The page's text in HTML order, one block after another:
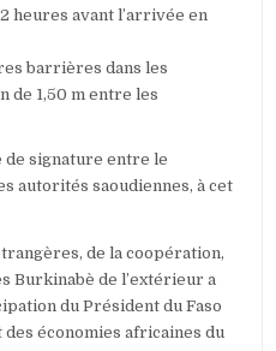
heures avant l’arrivée en
barrières dans les
de 1,50 m entre les
de signature entre le
autorités saoudiennes, à cet
de la coopération,
Burkinabè de l’extérieur a
du Président du Faso
économies africaines du